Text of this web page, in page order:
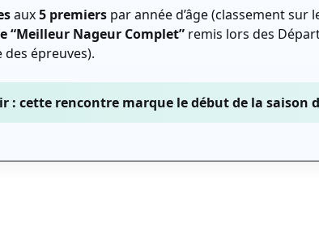
aux5 premiers par année d’âge (classement sur
“Meilleur Nageur Complet” remis lors des
des épreuves).
: cette rencontre marque le début de la saison